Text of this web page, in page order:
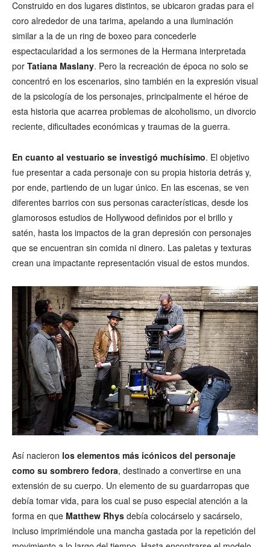
Construido en dos lugares distintos, se ubicaron gradas para el
coro alrededor de una tarima, apelando a una iluminación
similar a la de un ring de boxeo para concederle
espectacularidad a los sermones de la Hermana interpretada
por Tatiana Maslany. Pero la recreación de época no solo se
concentró en los escenarios, sino también en la expresión visual
de la psicología de los personajes, principalmente el héroe de
esta historia que acarrea problemas de alcoholismo, un divorcio
reciente, dificultades económicas y traumas de la guerra.
En cuanto al vestuario se investigó muchísimo. El objetivo
fue presentar a cada personaje con su propia historia detrás y,
por ende, partiendo de un lugar único. En las escenas, se ven
diferentes barrios con sus personas características, desde los
glamorosos estudios de Hollywood definidos por el brillo y
satén, hasta los impactos de la gran depresión con personajes
que se encuentran sin comida ni dinero. Las paletas y texturas
crean una impactante representación visual de estos mundos.
Así nacieron los elementos más icónicos del personaje
como su sombrero fedora, destinado a convertirse en una
extensión de su cuerpo. Un elemento de su guardarropas que
debía tomar vida, para los cual se puso especial atención a la
forma en que Matthew Rhys debía colocárselo y sacárselo,
incluso imprimiéndole una mancha gastada por la repetición del